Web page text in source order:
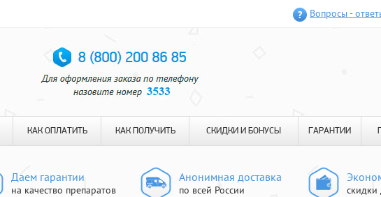
Вопросы -
КАК ОПЛАТИТЬ КАК ПОЛУЧИТЬ СКИДКИ И БОНУСЫ ГАРАНТИИ
Даем гарантии
на качество препаратов
Анонимная доставка
по всей России скидки